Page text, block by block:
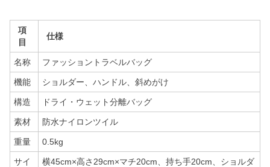
項
目
仕様
名称 ファッショントラベルバッグ
機能 ショルダー、ハンドル、斜めがけ
構造 ドライ・ウェット分離バッグ
素材 防水ナイロンツイル
重量 0.5kg
サイ
横45cm×高さ29cm×マチ20cm、持ち手20cm、ショルダ